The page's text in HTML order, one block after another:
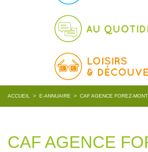
ACCUEIL > E-ANNUAIRE > CAF AGENCE FOREZ-
CAF AGENCE